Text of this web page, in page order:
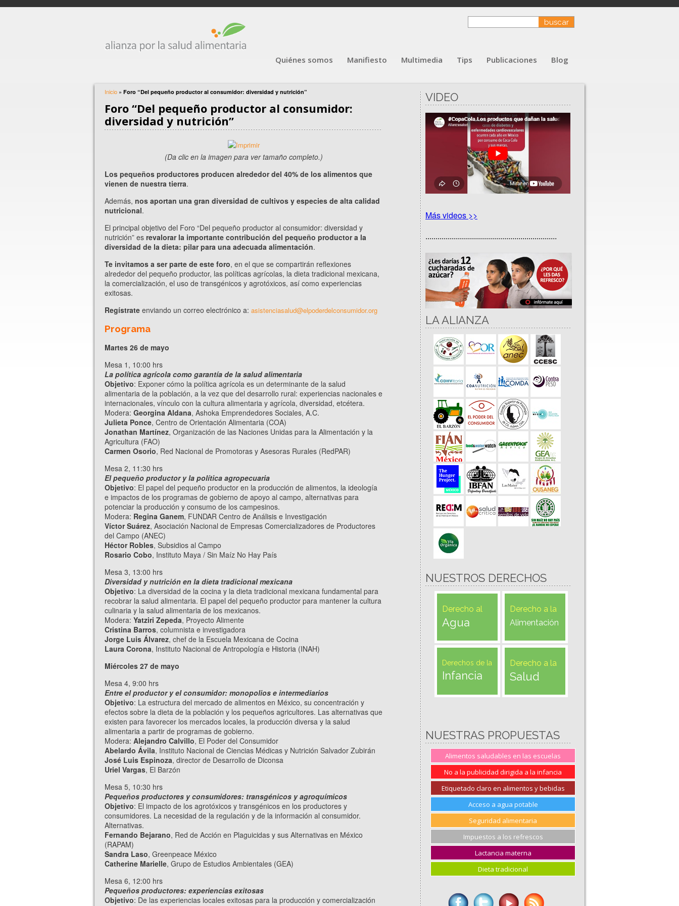
Quiénes somos Manifiesto Multimedia Tips Publicaciones Blog
Inicio » Foro “Del pequeño productor al consumidor: diversidad y nutrición”
Foro “Del pequeño productor al consumidor:
diversidad y nutrición”
(Da clic en la imagen para ver tamaño completo.)
Los pequeños productores producen alrededor del 40% de los alimentos que
vienen de nuestra tierra.
Además, nos aportan una gran diversidad de cultivos y especies de alta calidad
nutricional.
El principal objetivo del Foro “Del pequeño productor al consumidor: diversidad y
nutrición” es revalorar la importante contribución del pequeño productor a la
diversidad de la dieta: pilar para una adecuada alimentación.
Te invitamos a ser parte de este foro, en el que se compartirán reflexiones
alrededor del pequeño productor, las políticas agrícolas, la dieta tradicional mexicana,
la comercialización, el uso de transgénicos y agrotóxicos, así como experiencias
exitosas.
Regístrate enviando un correo electrónico a: asistenciasalud@elpoderdelconsumidor.org
Programa
Martes 26 de mayo
Mesa 1, 10:00 hrs
La política agrícola como garantía de la salud alimentaria
Objetivo: Exponer cómo la política agrícola es un determinante de la salud
alimentaria de la población, a la vez que del desarrollo rural: experiencias nacionales e
internacionales, vínculo con la cultura alimentaria y agrícola, diversidad, etcétera.
Modera: Georgina Aldana, Ashoka Emprendedores Sociales, A.C.
Julieta Ponce, Centro de Orientación Alimentaria (COA)
Jonathan Martínez, Organización de las Naciones Unidas para la Alimentación y la
Agricultura (FAO)
Carmen Osorio, Red Nacional de Promotoras y Asesoras Rurales (RedPAR)
Mesa 2, 11:30 hrs
El pequeño productor y la política agropecuaria
Objetivo: El papel del pequeño productor en la producción de alimentos, la ideología
e impactos de los programas de gobierno de apoyo al campo, alternativas para
potenciar la producción y consumo de los campesinos.
Modera: Regina Ganem, FUNDAR Centro de Análisis e Investigación
Víctor Suárez, Asociación Nacional de Empresas Comercializadores de Productores
del Campo (ANEC)
Héctor Robles, Subsidios al Campo
Rosario Cobo, Instituto Maya / Sin Maíz No Hay País
Mesa 3, 13:00 hrs
Diversidad y nutrición en la dieta tradicional mexicana
Objetivo: La diversidad de la cocina y la dieta tradicional mexicana fundamental para
recobrar la salud alimentaria. El papel del pequeño productor para mantener la cultura
culinaria y la salud alimentaria de los mexicanos.
Modera: Yatziri Zepeda, Proyecto Alimente
Cristina Barros, columnista e investigadora
Jorge Luis Álvarez, chef de la Escuela Mexicana de Cocina
Laura Corona, Instituto Nacional de Antropología e Historia (INAH)
Miércoles 27 de mayo
Mesa 4, 9:00 hrs
Entre el productor y el consumidor: monopolios e intermediarios
Objetivo: La estructura del mercado de alimentos en México, su concentración y
efectos sobre la dieta de la población y los pequeños agricultores. Las alternativas que
existen para favorecer los mercados locales, la producción diversa y la salud
alimentaria a partir de programas de gobierno.
Modera: Alejandro Calvillo, El Poder del Consumidor
Abelardo Ávila, Instituto Nacional de Ciencias Médicas y Nutrición Salvador Zubirán
José Luis Espinoza, director de Desarrollo de Diconsa
Uriel Vargas, El Barzón
Mesa 5, 10:30 hrs
Pequeños productores y consumidores: transgénicos y agroquímicos
Objetivo: El impacto de los agrotóxicos y transgénicos en los productores y
consumidores. La necesidad de la regulación y de la información al consumidor.
Alternativas.
Fernando Bejarano, Red de Acción en Plaguicidas y sus Alternativas en México
(RAPAM)
Sandra Laso, Greenpeace México
Catherine Marielle, Grupo de Estudios Ambientales (GEA)
Mesa 6, 12:00 hrs
Pequeños productores: experiencias exitosas
Objetivo: De las experiencias locales exitosas para la producción y comercialización
VIDEO
Más videos >>
.................................................................
LA ALIANZA
NUESTROS DERECHOS
Derecho al
Agua
Derecho a la
Alimentación
Derechos de la
Infancia
Derecho a la
Salud
NUESTRAS PROPUESTAS
Alimentos saludables en las escuelas
No a la publicidad dirigida a la infancia
Etiquetado claro en alimentos y bebidas
Acceso a agua potable
Seguridad alimentaria
Impuestos a los refrescos
Lactancia materna
Dieta tradicional